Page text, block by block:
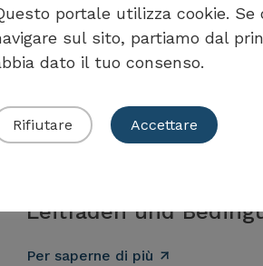
Förderprogramm
Leitfaden und
Per saperne di più
portale utilizza cookie. Se
sul sito, partiamo dal
dato il tuo consenso.
Rifiutare Accettare